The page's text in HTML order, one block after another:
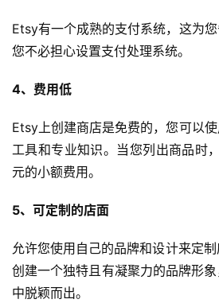
Etsy有一个成熟的支付系统，这为
您不必担心设置支付处理系统。
4、费用低
Etsy上创建商店是免费的，您可以
工具和专业知识。当您列出商品时
元的小额费用。
5、可定制的店面
允许您使用自己的品牌和设计来定
创建一个独特且有凝聚力的品牌形
中脱颖而出。